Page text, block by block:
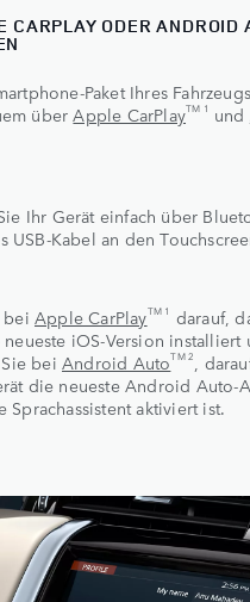
CARPLAY ODER ANDROID
Paket Ihres
überApple CarPlayTM 1 und
Ihr Gerät einfach über
USB-Kabel an den
bei Apple CarPlayTM 1 darauf,
iOS-Version installiert
bei Android AutoTM 2
,
die neueste Android Auto-
Sprachassistent aktiviert ist.